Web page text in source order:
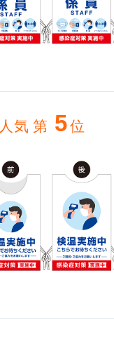
人気 第 5位